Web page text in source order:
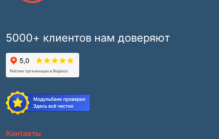
5000+ клиентов нам доверяют
Контакты